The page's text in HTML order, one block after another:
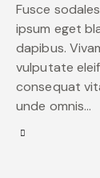
Fusce
ipsum eget
dapibus.
vulputate
consequat
unde omnis…